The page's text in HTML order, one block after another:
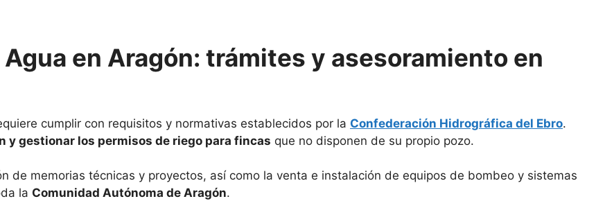
en Aragón: trámites y asesoramiento en
cumplir con requisitos y normativas establecidos por la Confederación Hidrográfica del Ebro.
y gestionar los permisos de riego para fincas que no disponen de su propio pozo.
de memorias técnicas y proyectos, así como la venta e instalación de equipos de bombeo y sistemas
la Comunidad Autónoma de Aragón.